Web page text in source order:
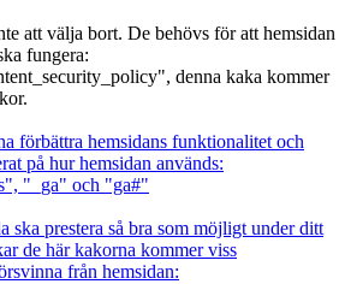
att välja bort. De behövs för att hemsidan
fungera:
denna kaka kommer
förbättra hemsidans funktionalitet och
på hur hemsidan används:
"_ga" och "ga#"
ska prestera så bra som möjligt under ditt
de här kakorna kommer viss
från hemsidan: